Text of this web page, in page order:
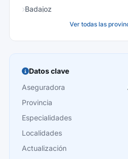
Badajoz
Burgos
Cáceres
Cádiz
Cantabria
Castellón
Ver todas las
Datos clave
Aseguradora
Provincia
Especialidades
Localidades
Actualización